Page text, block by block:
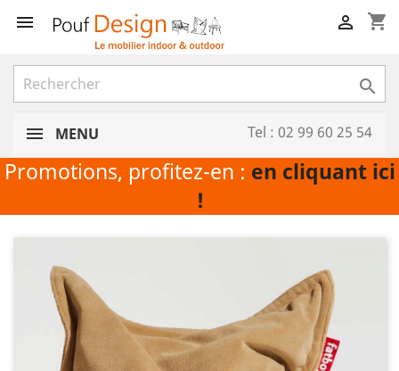
 shopping_cart


MENU Tel : 02 99 60 25 54
Promotions, profitez-en : en cliquant ici
!